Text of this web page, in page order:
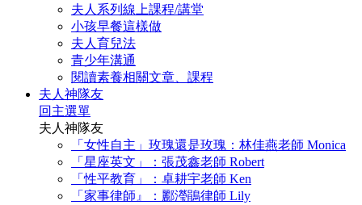
夫人系列線上課程/講堂
小孩早餐這樣做
夫人育兒法
青少年溝通
閱讀素養相關文章、課程
夫人神隊友
回主選單
夫人神隊友
「女性自主」玫瑰還是玫瑰：林佳燕老師 Monica
「星座英文」：張茂鑫老師 Robert
「性平教育」：卓耕宇老師 Ken
「家事律師』：酈瀅鵑律師 Lily